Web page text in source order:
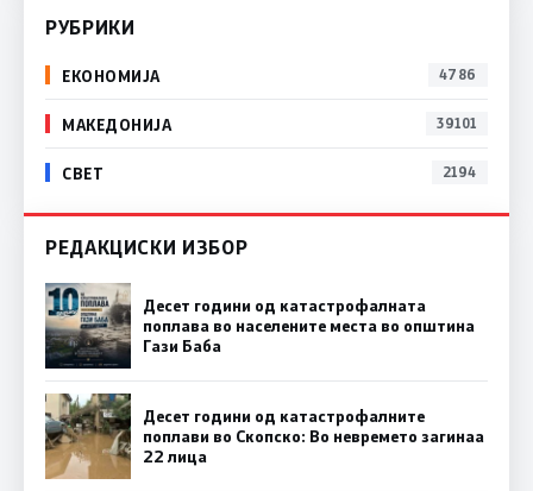
РУБРИКИ
ЕКОНОМИЈА 4786
МАКЕДОНИЈА 39101
СВЕТ 2194
РЕДАКЦИСКИ ИЗБОР
Десет години од катастрофалната
поплава во населените места во општина
Гази Баба
Десет години од катастрофалните
поплави во Скопско: Во невремето загинаа
22 лица